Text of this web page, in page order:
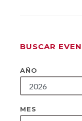
BUSCAR
AÑO
MES